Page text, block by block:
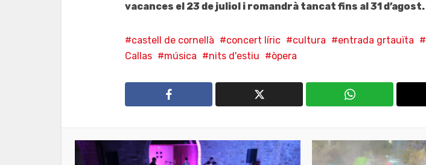
vacances el 23 de juliol i romandrà tancat fins al 31 d’agost.
castell de cornellà concert líric cultura entrada grtauïta
Callas
música nits d'estiu òpera